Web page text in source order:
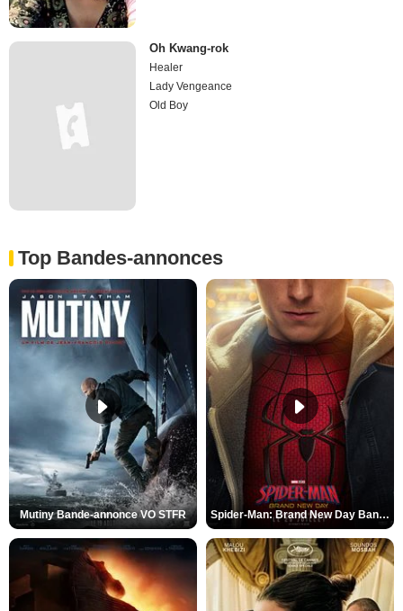
Oh Kwang-rok
Healer
Lady Vengeance
Old Boy
Top Bandes-annonces
Mutiny Bande-annonce VO STFR Spider-Man: Brand New Day Bande-annonce VO STFR